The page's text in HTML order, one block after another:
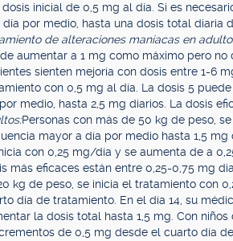
dosis inicial de 0,5 mg al día. Si es
día por medio, hasta una dosis total diaria
de alteraciones maníacas en
aumentar a 1 mg como máximo pero
sienten mejoría con dosis entre 1-6
con 0,5 mg al día. La dosis 5
medio, hasta 2,5 mg diarios. La dosis
Personas con más de 50 kg de peso,
mayor a día por medio hasta 1,5
con 0,25 mg/día y se aumenta de a
más eficaces están entre 0,25-0,75 mg
kg de peso, se inicia el tratamiento con
día de tratamiento. En el día 14, su
la dosis total hasta 1,5 mg. Con
de 0,5 mg desde el cuarto día